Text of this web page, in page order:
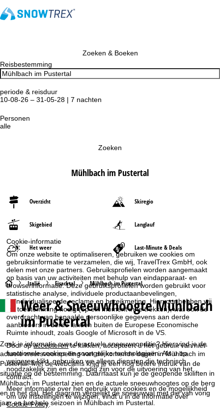
Cookie-informatie
Om onze website te optimaliseren, gebruiken we cookies om
gebruiksinformatie te verzamelen, die wij, TravelTrex GmbH, ook
delen met onze partners. Gebruiksprofielen worden aangemaakt
op basis van uw activiteiten met behulp van eindapparaat- en
browserinformatie. Deze gebruiksprofielen worden gebruikt voor
statistische analyse, individuele productaanbevelingen,
geïndividualiseerde reclame en bereikmeting. Hiervoor hebben wij
uw toestemming nodig (op elk moment in te trekken), wat ook de
overdracht van bepaalde persoonlijke gegevens aan derde
aanbieders in derde landen buiten de Europese Economische
Ruimte inhoudt, zoals Google of Microsoft in de VS.
Door opaccepterente klikken, accepteert u het gebruik van niet-
functionele cookies en soortgelijke technologieën. Als u op
weigerenklikt, gebruiken we alleen diensten die technisch
noodzakelijk zijn en die nodig zijn voor de uitvoering van het
contract.
Meer informatie over het gebruik van cookies en de mogelijkheid
om uw instellingen te wijzigen, vindt u in de informatie over
Cookie-Policy .
Zoeken & Boeken
Reisbestemming
periode & reisduur
10-08-26 – 31-05-28 | 7 nachten
Personen
alle
Zoeken
Mühlbach im Pustertal
Overzicht Skiregio
Skigebied Langlauf
Het weer Last-Minute & Deals
S
t
a
r
t
p
a
Italië Eisacktal Mühlbach im Pustertal
Weer & Sneeuwhoogte Mühlbach
im Pustertal
Zoek je informatie over de actuele sneeuwconditie? Hier vind je de
actuele weersvoorspelling van de komende dagen in Mühlbach im
Pustertal. Met de webcams krijg je een nog betere indruk van de
situatie op de bestemming. Daarnaast kun je de geopende skiliften in
Mühlbach im Pustertal zien en de actuele sneeuwhoogtes op de berg
en in het dal. Het diagram vergelijkt de sneeuwval met die van vorig
jaar en het hele seizoen in Mühlbach im Pustertal.